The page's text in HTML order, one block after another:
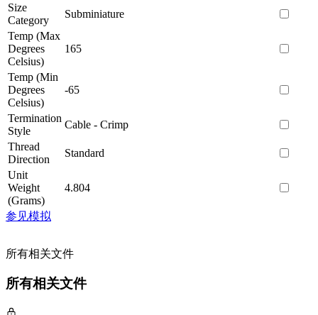
Size
Category
Subminiature
Temp (Max
Degrees
Celsius)
165
Temp (Min
Degrees
Celsius)
-65
Termination
Style
Cable - Crimp
Thread
Direction
Standard
Unit
Weight
(Grams)
4.804
参见模拟
所有相关文件
所有相关文件